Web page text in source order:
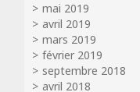
mai 2019
avril 2019
mars 2019
février 2019
septembre 2018
avril 2018